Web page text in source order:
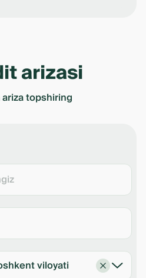
Точный
определен
рассмотрения
0 so'm
kreditlash davri
arizasi
topshiring
viloyati